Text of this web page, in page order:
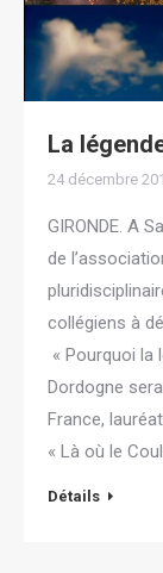
La
24 décembre
GIRONDE. A
de
collégiens à
« Pourquoi la
Dordogne
France,
« Là où le
Détails